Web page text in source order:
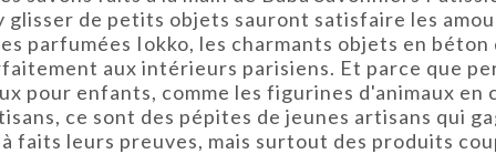
glisser de petits objets sauront satisfaire les
parfumées Iokko, les charmants objets en béton
aux intérieurs parisiens. Et parce que
pour enfants, comme les figurines d'animaux
ce sont des pépites de jeunes artisans qui
faits leurs preuves, mais surtout des produits